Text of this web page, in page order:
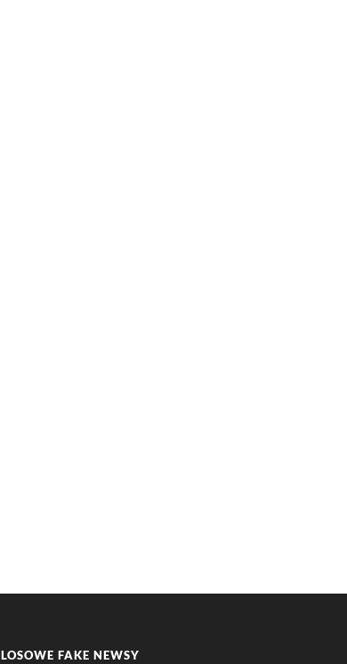
LOSOWE FAKE NEWSY